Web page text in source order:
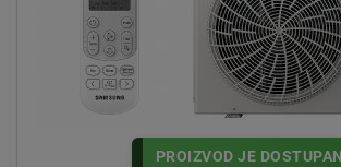
mrežici filtera je vrlo djelotvoran za
održava izmjenjivač topline čistim i također
djelujući poseban premaz na filteru koji
stanovnika od onečišćenja iz
PROIZVOD JE DOSTUPAN